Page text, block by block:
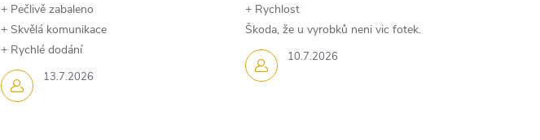
13.7.2026
+ Pečlivě zabaleno
+ Skvělá komunikace
+ Rychlé dodání
10.7.2026
+ Rychlost
Škoda, že u vyrobků neni vic fotek.